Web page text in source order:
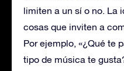
limiten a un sí o no. La
cosas que inviten a
Por ejemplo, «¿Qué te
tipo de música te